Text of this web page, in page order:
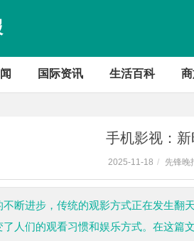
国际资讯 生活百科
手机影视：
2025-11-18 / 先锋晚
不断进步，传统的观影方式正在发生翻
人们的观看习惯和娱乐方式。在这篇